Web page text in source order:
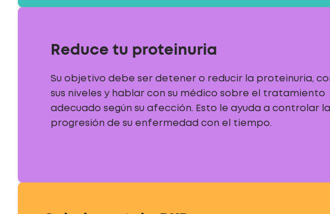
Reduce tu proteinuria
Su objetivo debe ser detener o reducir la proteinuria,
sus niveles y hablar con su médico sobre el tratamiento
adecuado según su afección. Esto le ayuda a controlar la
progresión de su enfermedad con el tiempo.